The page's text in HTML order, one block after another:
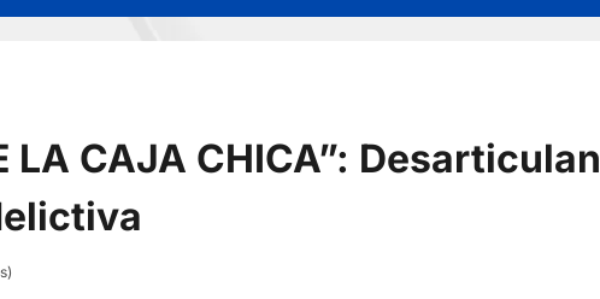
LA CAJA CHICA”: Desarticulan